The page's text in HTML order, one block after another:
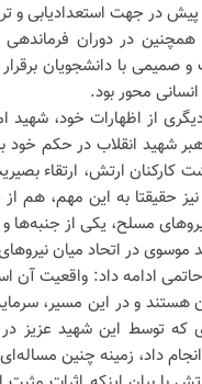
در جهت استعدادیابی و
در دوران
و صمیمی با دانشجویان
انسانی محور بود.
از اظهارات خود، شهید
کارکنان ارتش، ارتقاء
حقیقتا به این مهم، هم
مسلح، یکی از جنبه‌ها
موسوی در اتحاد میان
ادامه داد: واقعیت آن
هستند و در این مسیر،
که توسط این شهید
داد، زمینه چنین